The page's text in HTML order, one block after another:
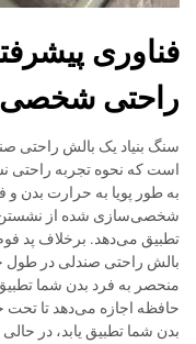
فناوری
راحتی
سنگ بنیاد یک بالش راحتی
است که نحوه تجربه راحتی
به طور پویا به حرارت بدن
شخصی‌سازی شده از نشستن
تطبیق می‌دهد. برخلاف پد
بالش راحتی صندلی در طول
منحصر به فرد بدن شما
حافظه اجازه می‌دهد تا
بدن شما تطبیق یابد، در